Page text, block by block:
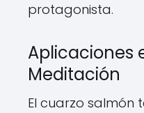
protagonista.
Aplicaciones
Meditación
El cuarzo salmón